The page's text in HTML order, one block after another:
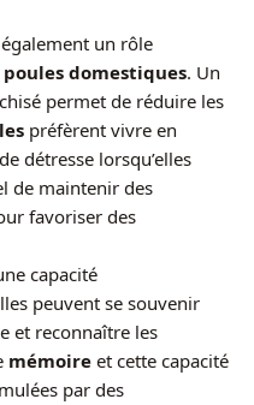
un rôle
poules domestiques. Un
permet de réduire les
préfèrent vivre en
détresse lorsqu’elles
de maintenir des
favoriser des
capacité
peuvent se souvenir
et reconnaître les
mémoire et cette capacité
par des